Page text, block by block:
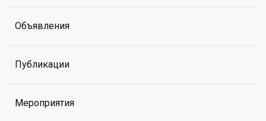
Объявления
Публикации
Мероприятия